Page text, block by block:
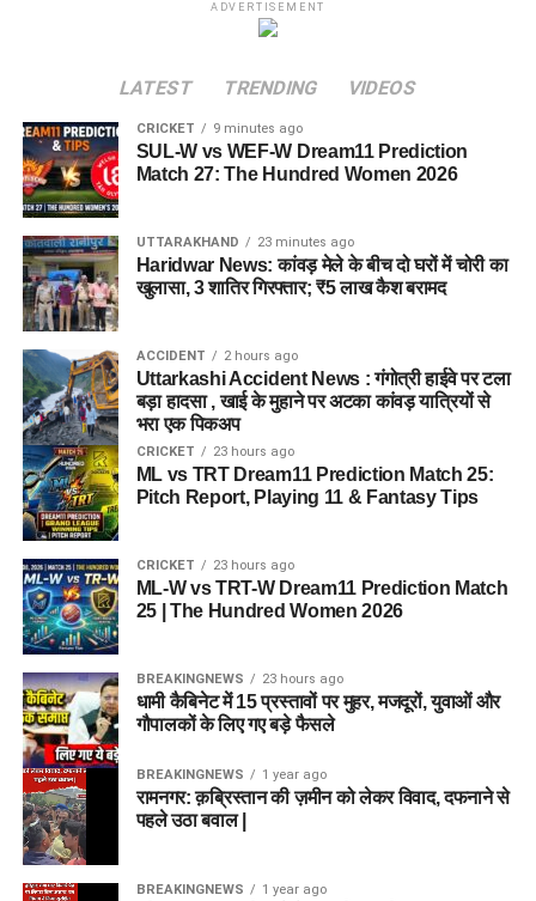
ADVERTISEMENT
LATEST TRENDING VIDEOS
CRICKET 9 minutes ago
SUL-W vs WEF-W Dream11 Prediction
Match 27: The Hundred Women 2026
UTTARAKHAND 23 minutes ago
Haridwar News: कांवड़ मेले के बीच दो घरों में चोरी का
खुलासा, 3 शातिर गिरफ्तार; ₹5 लाख कैश बरामद
ACCIDENT 2 hours ago
Uttarkashi Accident News : गंगोत्री हाईवे पर टला
बड़ा हादसा , खाई के मुहाने पर अटका कांवड़ यात्रियों से
भरा एक पिकअप
CRICKET 23 hours ago
ML vs TRT Dream11 Prediction Match 25:
Pitch Report, Playing 11 & Fantasy Tips
CRICKET 23 hours ago
ML-W vs TRT-W Dream11 Prediction Match
25 | The Hundred Women 2026
BREAKINGNEWS 23 hours ago
धामी कैबिनेट में 15 प्रस्तावों पर मुहर, मजदूरों, युवाओं और
गौपालकों के लिए गए बड़े फैसले
BREAKINGNEWS 1 year ago
रामनगर: क़ब्रिस्तान की ज़मीन को लेकर विवाद, दफनाने से
पहले उठा बवाल |
BREAKINGNEWS 1 year ago